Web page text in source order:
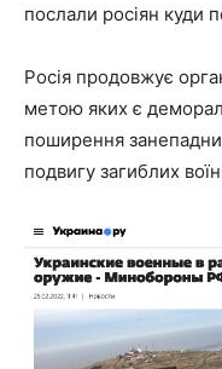
послали росіян куди
Росія продовжує
метою яких є
поширення
подвигу загиблих